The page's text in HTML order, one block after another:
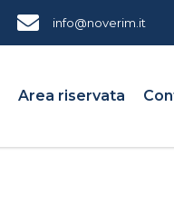
info@noverim.it
Area riservata